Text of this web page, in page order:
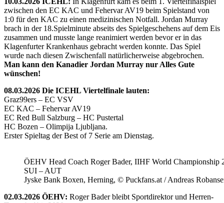
zwischen den EC KAC und Fehervar AV19 beim Spielstand von
1:0 für den KAC zu einen medizinischen Notfall. Jordan Murray
brach in der 18.Spielminute abseits des Spielgeschehens auf dem Eis
zusammen und musste lange reanimiert werden bevor er in das
Klagenfurter Krankenhaus gebracht werden konnte. Das Spiel
wurde nach diesen Zwischenfall natürlicherweise abgebrochen.
Man kann den Kanadier Jordan Murray nur Alles Gute
wünschen!
08.03.2026 Die ICEHL Viertelfinale lauten:
Graz99ers – EC VSV
EC KAC – Fehervar AV19
EC Red Bull Salzburg – HC Pustertal
HC Bozen – Olimpija Ljubljana.
Erster Spieltag der Best of 7 Serie am Dienstag.
ÖEHV Head Coach Roger Bader, IIHF World Championship
SUI – AUT
Jyske Bank Boxen, Herning, © Puckfans.at / Andreas
02.03.2026 ÖEHV: Roger Bader bleibt Sportdirektor und Herren-